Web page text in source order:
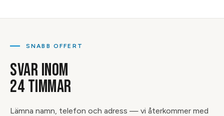
SNABB OFFERT
SVAR INOM
24 TIMMAR
Lämna namn, telefon och adress — vi återkommer med